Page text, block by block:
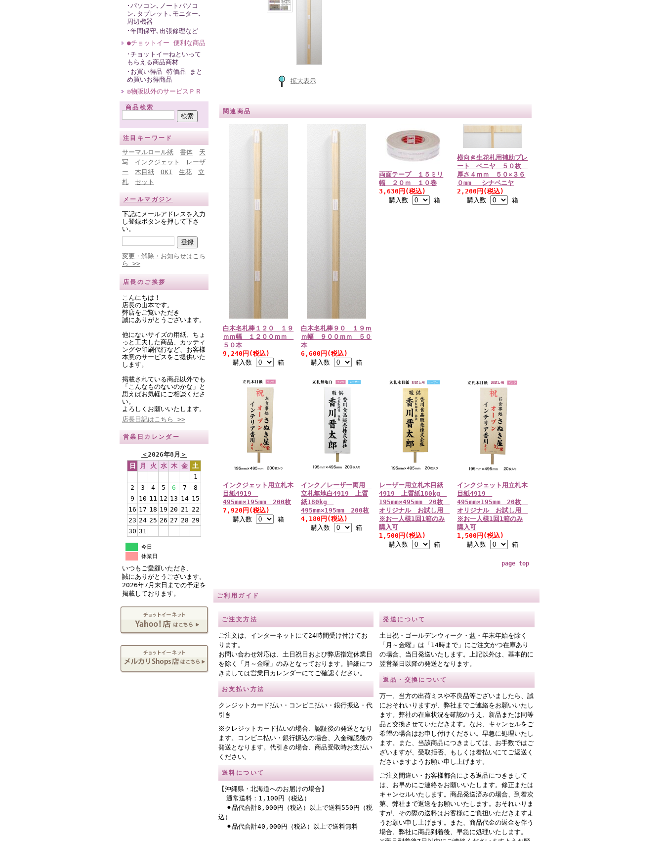
･パソコン､ノートパソコ
ン､タブレット､モニター､
周辺機器
･年間保守､出張修理など
●チョットイー 便利な商品
･チョットイーねといって
もらえる商品商材
･お買い得品 特価品 まと
め買いお得商品
◎物販以外のサービスＰＲ
商品検索
注目キーワード
サーマルロール紙 書体
天
写
インクジェット
レーザ
ー
木目紙 OKI 生花
立
札
セット
メールマガジン
下記にメールアドレスを入力
し登録ボタンを押して下さ
い。
変更・解除・お知らせはこち
ら >>
店長のご挨拶
こんにちは！
店長の山本です。
弊店をご覧いただき
誠にありがとうございます。
他にないサイズの用紙、ちょ
っと工夫した商品、カッティ
ングや印刷代行など、お客様
本意のサービスをご提供いた
します。
掲載されている商品以外でも
「こんなものないのかな」と
思えばお気軽にご相談くださ
い。
よろしくお願いいたします。
店長日記はこちら >>
営業日カレンダー
＜2026年8月 ＞
日
月 火 水 木 金 土
1
2
3 4 5 6 7
8
9
10 11 12 13 14 15
16 17 18 19 20 21 22
23 24 25 26 27 28 29
30 31
今日
休業日
いつもご愛顧いただき、
誠にありがとうございます。
2026年7月末日までの予定を
掲載しております。
拡大表示
関連商品
白木名札棒１２０ １９
ｍｍ幅 １２００ｍｍ
５０本
9,240円(税込)
購入数
箱
白木名札棒９０ １９ｍ
ｍ幅 ９００ｍｍ ５０
本
6,600円(税込)
購入数
箱
両面テープ １５ミリ
幅 ２０ｍ １０巻
3,630円(税込)
購入数
箱
横向き生花札用補助プレ
ート ベニヤ ５０枚
厚さ４ｍｍ ５０×３６
０mm シナベニヤ
2,200円(税込)
購入数
箱
インクジェット用立札木
目紙4919
495mm×195mm 200枚
7,920円(税込)
購入数
箱
インク／レーザー両用
立札無地白4919 上質
紙180kg
495mm×195mm 200枚
4,180円(税込)
購入数
箱
レーザー用立札木目紙
4919 上質紙180kg
195mm×495mm 20枚
オリジナル お試し用
※お一人様1回1箱のみ
購入可
1,500円(税込)
購入数
箱
インクジェット用立札木
目紙4919
495mm×195mm 20枚
オリジナル お試し用
※お一人様1回1箱のみ
購入可
1,500円(税込)
購入数
箱
page top
ご利用ガイド
ご注文方法
ご注文は、インターネットにて24時間受け付けてお
ります。
お問い合わせ対応は、土日祝日および弊店指定休業日
を除く「月～金曜」のみとなっております。詳細につ
きましては営業日カレンダーにてご確認ください。
お支払い方法
クレジットカード払い・コンビニ払い・銀行振込・代
引き
※クレジットカード払いの場合、認証後の発送となり
ます。コンビニ払い・銀行振込の場合、入金確認後の
発送となります。代引きの場合、商品受取時お支払い
ください。
送料について
【沖縄県・北海道へのお届けの場合】
通常送料：1,100円（税込）
⚫︎品代合計8,000円（税込）以上で送料550円（税
込）
⚫︎品代合計40,000円（税込）以上で送料無料
発送について
土日祝・ゴールデンウィーク・盆・年末年始を除く
「月～金曜」は「14時まで」にご注文かつ在庫あり
の場合、当日発送いたします。上記以外は、基本的に
翌営業日以降の発送となります。
返品・交換について
万一、当方の出荷ミスや不良品等ございましたら、誠
におそれいりますが、弊社までご連絡をお願いいたし
ます。弊社の在庫状況を確認のうえ、新品または同等
品と交換させていただきます。なお、キャンセルをご
希望の場合はお申し付けください。早急に処理いたし
ます。また、当該商品につきましては、お手数ではご
ざいますが、受取拒否、もしくは着払いにてご返送く
ださいますようお願い申し上げます。
ご注文間違い・お客様都合による返品につきまして
は、お早めにご連絡をお願いいたします。修正または
キャンセルいたします。商品発送済みの場合、到着次
第、弊社まで返送をお願いいたします。おそれいりま
すが、その際の送料はお客様にご負担いただきますよ
うお願い申し上げます。また、商品代金の返金を伴う
場合、弊社に商品到着後、早急に処理いたします。